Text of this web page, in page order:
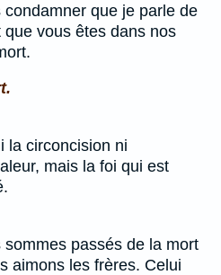
que je parle de
vous êtes dans nos
la circoncision ni
mais la foi qui est
passés de la mort
aimons les frères. Celui